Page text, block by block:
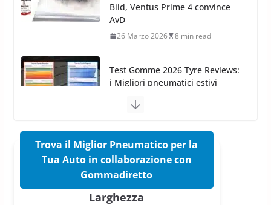
Test Gomme 2026 Tyre Reviews:
i Migliori pneumatici estivi
sportivi a confronto
Pirelli Cinturato 2026: due
confermano il salto tecnico del
Pirelli P Zero Trofeo RS: per
slick da battere
Trova il Miglior Pneumatico per la
Tua Auto in collaborazione con
Gommadiretto
Larghezza